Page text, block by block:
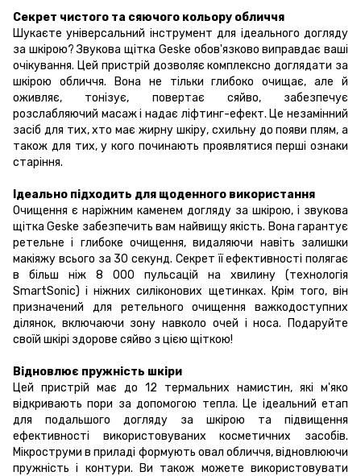
Секрет чистого та сяючого кольору обличчя
Шукаєте універсальний інструмент для ідеального догляду
за шкірою? Звукова щітка Geske обов'язково виправдає ваші
очікування. Цей пристрій дозволяє комплексно доглядати за
шкірою обличчя. Вона не тільки глибоко очищає, але й
оживляє, тонізує, повертає сяйво, забезпечує
розслабляючий масаж і надає ліфтинг-ефект. Це незамінний
засіб для тих, хто має жирну шкіру, схильну до появи плям, а
також для тих, у кого починають проявлятися перші ознаки
старіння.
Ідеально підходить для щоденного використання
Очищення є наріжним каменем догляду за шкірою, і звукова
щітка Geske забезпечить вам найвищу якість. Вона гарантує
ретельне і глибоке очищення, видаляючи навіть залишки
макіяжу всього за 30 секунд. Секрет її ефективності полягає
в більш ніж 8 000 пульсацій на хвилину (технологія
SmartSonic) і ніжних силіконових щетинках. Крім того, він
призначений для ретельного очищення важкодоступних
ділянок, включаючи зону навколо очей і носа. Подаруйте
своїй шкірі здорове сяйво з цією щіткою!
Відновлює пружність шкіри
Цей пристрій має до 12 термальних намистин, які м'яко
відкривають пори за допомогою тепла. Це ідеальний етап
для подальшого догляду за шкірою та підвищення
ефективності використовуваних косметичних засобів.
Мікроструми в приладі формують овал обличчя, відновлюючи
пружність і контури. Ви також можете використовувати